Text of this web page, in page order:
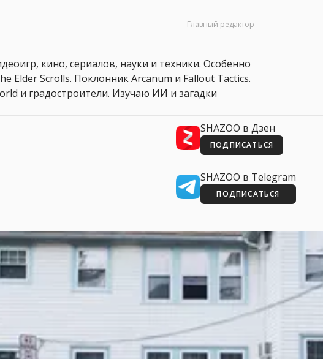
Главный редактор
кино, сериалов, науки и техники. Особенно
Elder Scrolls. Поклонник Arcanum и Fallout Tactics.
и градостроители. Изучаю ИИ и загадки
SHAZOO в Дзен
ПОДПИСАТЬСЯ
SHAZOO в Telegram
ПОДПИСАТЬСЯ